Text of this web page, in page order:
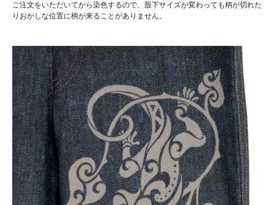
ご注文をいただいてから染色するので、股下サイズが変わっても柄が切れた
りおかしな位置に柄が来ることがありません。